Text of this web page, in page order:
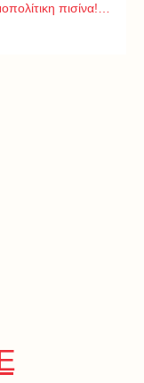
πισίνα!…